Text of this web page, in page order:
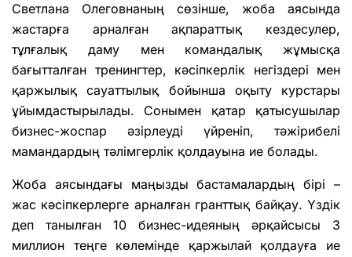
Светлана Олеговнаның сөзінше, жоба аясында
жастарға арналған ақпараттық кездесулер,
тұлғалық даму мен командалық жұмысқа
бағытталған тренингтер, кәсіпкерлік негіздері мен
қаржылық сауаттылық бойынша оқыту курстары
ұйымдастырылады. Сонымен қатар қатысушылар
бизнес-жоспар әзірлеуді үйреніп, тәжірибелі
мамандардың тәлімгерлік қолдауына ие болады.
Жоба аясындағы маңызды бастамалардың бірі –
жас кәсіпкерлерге арналған гранттық байқау. Үздік
деп танылған 10 бизнес-идеяның әрқайсысы 3
миллион теңге көлемінде қаржылай қолдауға ие